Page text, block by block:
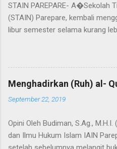
STAIN PAREPARE- A�Sekolah
(STAIN) Parepare, kembali
libur semester selama kurang
Ahmad S. Rustan, M.Si. pada
Auditorium STAIN Parepare.
dihadiri oleh Direktur Jenderal
Kementrian Agama RI bapak
M.A, yang sekaligus akan
dilakukan bapak Dirjen
Republik Indonesia, ke STAIN
Menghadirkan (Ruh) al-
September 22, 2019
Opini Oleh Budiman, S.Ag.,
dan Ilmu Hukum Islam IAIN